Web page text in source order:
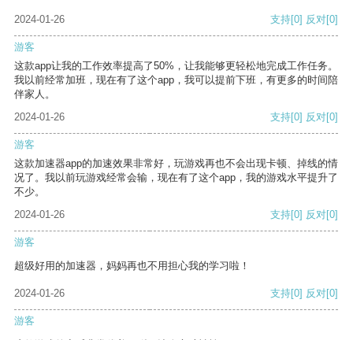
2024-01-26 支持[0] 反对[0]
游客
这款app让我的工作效率提高了50%，让我能够更轻松地完成工作任务。
我以前经常加班，现在有了这个app，我可以提前下班，有更多的时间陪
伴家人。
2024-01-26
支持[0] 反对[0]
游客
这款加速器app的加速效果非常好，玩游戏再也不会出现卡顿、掉线的情
况了。我以前玩游戏经常会输，现在有了这个app，我的游戏水平提升了
不少。
2024-01-26
支持[0] 反对[0]
游客
超级好用的加速器，妈妈再也不用担心我的学习啦！
2024-01-26 支持[0] 反对[0]
游客